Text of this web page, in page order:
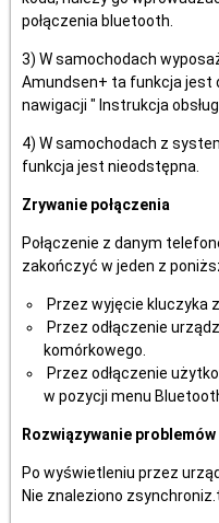
połączenia bluetooth.
3) W samochodach
Amundsen+ ta funkcja jest
nawigacji " Instrukcja
4) W samochodach z
funkcja jest nieodstępna.
Zrywanie połączenia
Połączenie z danym
zakończyć w jeden z
Przez wyjęcie kluczyka
Przez odłączenie
komórkowego.
Przez odłączenie
w pozycji menu
Rozwiązywanie problemów
Po wyświetleniu przez
Nie znaleziono